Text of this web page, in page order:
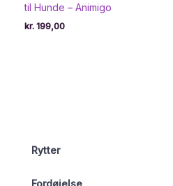
Rytter
til Hunde – Animigo
kr. 199,00